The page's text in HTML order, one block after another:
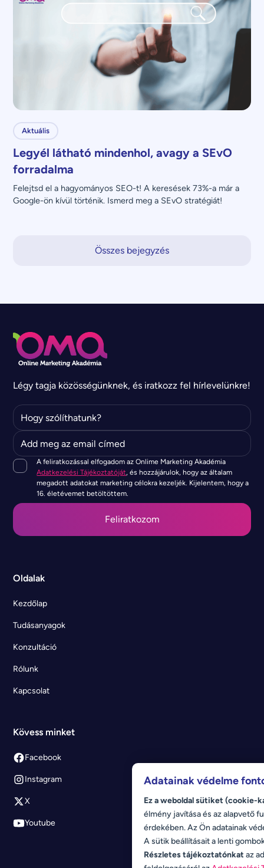
Aktuális
Legyél látható mindenhol, avagy a SEvO
forradalma
Felejtsd el a hagyományos SEO-t! A keresések 73%-a már a
Google-ön kívül történik. Ismerd meg a SEvO stratégiát!
Összes bejegyzés
Légy tagja közösségünknek, és iratkozz fel hírlevelünkre!
A feliratkozással elfogadom az Onlime Marketing Akadémia
Adatkezelési Tájékoztatóját, és hozzájárulok, hogy az általam
megadott adatokat marketing célokra kezeljék. Kijelentem, hogy a
16. életévemet betöltöttem.
Oldalak
Kezdőlap
Tudásanyagok
Konzultáció
Rólunk
Kapcsolat
Kövess minket
Facebook
Instagram
X
Youtube
Adatainak védelme
Ez a weboldal sütiket (cookie-
élmény javítása és az alapvető
érdekében. Az Ön adatainak
A sütik beállításait a lenti
Részletes tájékoztatónkat az